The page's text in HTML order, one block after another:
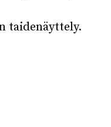
taidenäyttely.